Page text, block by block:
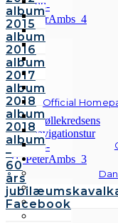
Official
album
2015
album
2016
album
2017
album
2018
album
2018
album
–
60
års
Facebook